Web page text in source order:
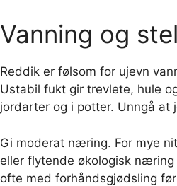
Vanning og
Reddik er følsom for ujevn
Ustabil fukt gir trevlete, hule
jordarter og i potter. Unngå at
Gi moderat næring. For mye
eller flytende økologisk
ofte med forhåndsgjødsling